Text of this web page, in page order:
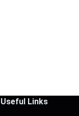
Useful Links